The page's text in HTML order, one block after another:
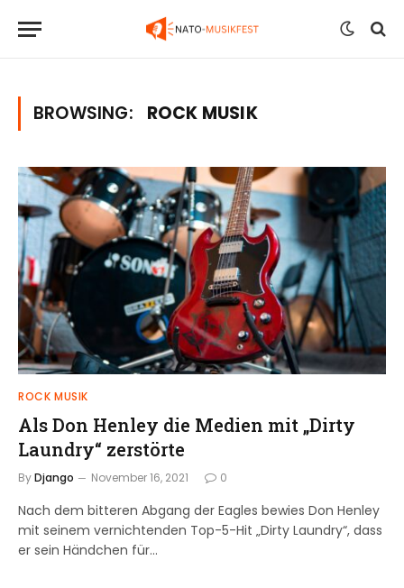
BROWSING: ROCK MUSIK
ROCK MUSIK
Als Don Henley die Medien mit „Dirty
Laundry“ zerstörte
ByDjango November 16, 2021 0
Nach dem bitteren Abgang der Eagles bewies Don Henley
mit seinem vernichtenden Top-5-Hit „Dirty Laundry“, dass
er sein Händchen für…